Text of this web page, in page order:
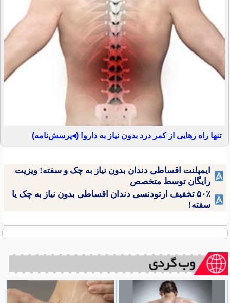
تنها راه رهایی از کمر درد بدون نیاز به دارو! (◂پرسش‌نامه)
ایمپلنت اقساطی دندان بدون نیاز به چک و سفته! ویزیت
رایگان توسط متخصص
۵۰٪ تخفیف ارتودنسی دندان اقساطی بدون نیاز به چک یا
سفته!